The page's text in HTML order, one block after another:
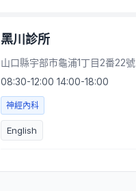
黑川診所
山口縣宇部市龜浦1丁目2番22號
08:30-12:00 14:00-18:00
神經內科
English